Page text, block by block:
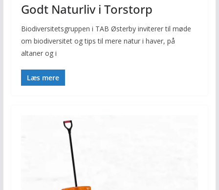
Godt Naturliv i Torstorp
Biodiversitetsgruppen i TAB Østerby inviterer til møde
om biodiversitet og tips til mere natur i haver, på
altaner og i
Læs mere